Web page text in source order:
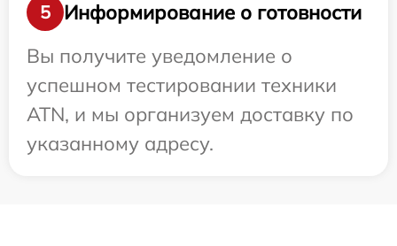
5
Информирование о готовности
Вы получите уведомление о
успешном тестировании техники
ATN, и мы организуем доставку по
указанному адресу.